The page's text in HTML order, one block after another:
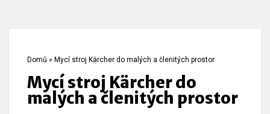
Domů » Mycí stroj Kärcher do malých a členitých prostor
Mycí stroj Kärcher do
malých a členitých prostor